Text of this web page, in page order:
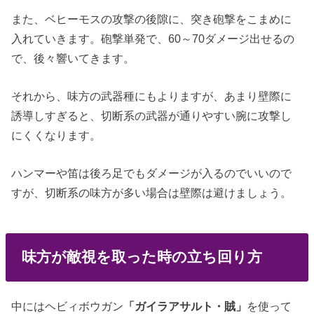
また、ベヒーモスの攻撃の後隙に、突き砲撃をこまめに
入れていきます。砲撃単発で、60～70ダメージ出せるの
で、後々響いてきます。
それから、味方の武器種にもよりますが、あまり壁際に
誘導しすぎると、切断系の武器が通りやすい腕に攻撃し
にくくなります。
ハンマーや笛は後ろ足でもダメージが入るのでいいので
すが、切断系の味方が多い場合は壁際は避けましょう。
味方が敵視を取った時の立ち回り方
中にはヘビィボウガン 「ガイラアサルト・賊」 を使って